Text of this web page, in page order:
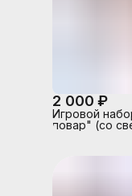
2 000 ₽
Игровой
повар" (со